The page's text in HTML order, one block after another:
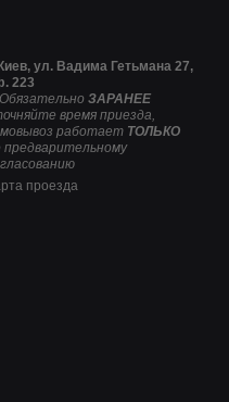
ул. Вадима Гетьмана 27,
223
Обязательно ЗАРАНЕЕ
время приезда,
работает ТОЛЬКО
предварительному
проезда